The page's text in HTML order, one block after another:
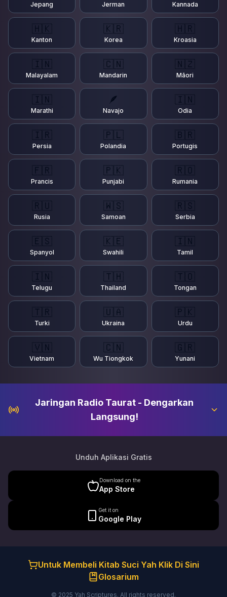
Jepang Jerman Kannada
🇭🇰
Kanton
🇰🇷
Korea
🇭🇷
Kroasia
🇮🇳
Malayalam
🇨🇳
Mandarin
🇳🇿
Māori
🇮🇳
Marathi
🪶
Navajo
🇮🇳
Odia
🇮🇷
Persia
🇵🇱
Polandia
🇧🇷
Portugis
🇫🇷
Prancis
🇵🇰
Punjabi
🇷🇴
Rumania
🇷🇺
Rusia
🇼🇸
Samoan
🇷🇸
Serbia
🇪🇸
Spanyol
🇰🇪
Swahili
🇮🇳
Tamil
🇮🇳
Telugu
🇹🇭
Thailand
🇹🇴
Tongan
🇹🇷
Turki
🇺🇦
Ukraina
🇵🇰
Urdu
🇻🇳
Vietnam
🇨🇳
Wu Tiongkok
🇬🇷
Yunani
Jaringan Radio Taurat - Dengarkan
Langsung!
Unduh Aplikasi Gratis
Download on the
App Store
Get it on
Google Play
Untuk Membeli Kitab Suci Yah Klik Di Sini
Glosarium
© 2025 Yah Scriptures. All rights reserved.